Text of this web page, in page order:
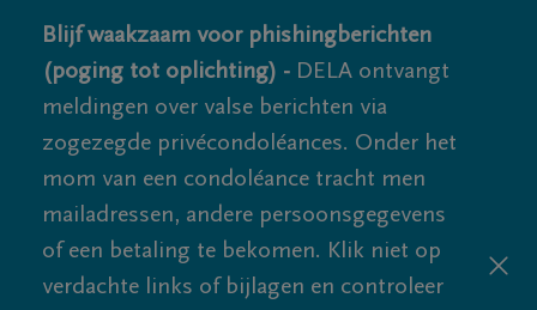
Blijf waakzaam voor phishingberichten
(poging tot oplichting) - DELA ontvangt
meldingen over valse berichten via
zogezegde privécondoléances. Onder het
mom van een condoléance tracht men
mailadressen, andere persoonsgegevens
of een betaling te bekomen. Klik niet op
verdachte links of bijlagen en controleer